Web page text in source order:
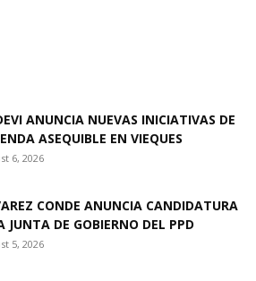
ANUNCIA NUEVAS INICIATIVAS DE
ASEQUIBLE EN VIEQUES
6, 2026
CONDE ANUNCIA CANDIDATURA
JUNTA DE GOBIERNO DEL PPD
5, 2026